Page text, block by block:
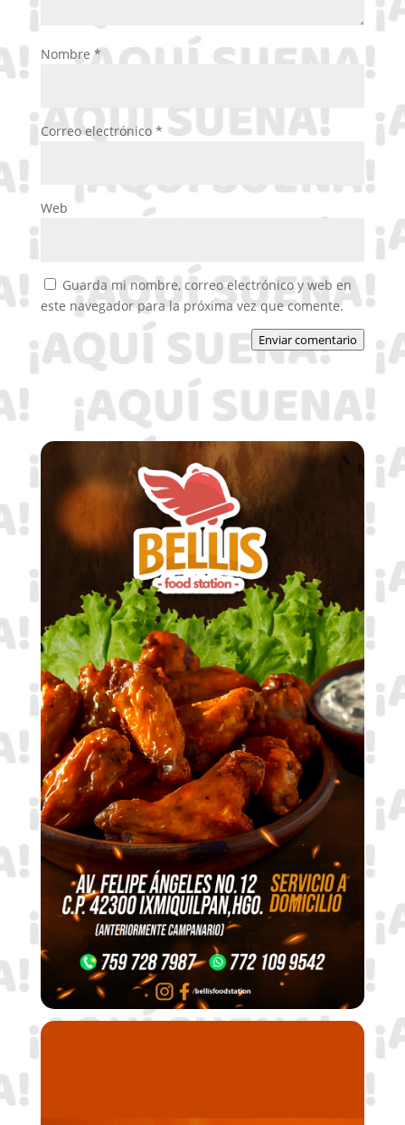
Nombre*
Correo electrónico *
Web
Guarda mi nombre, correo electrónico y web en
este navegador para la próxima vez que comente.
Enviar comentario